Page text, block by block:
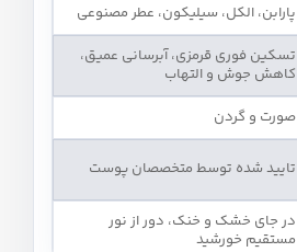
پارابن، الکل، سیلیکون، عطر مصنوعی
تسکین فوری قرمزی، آبرسانی عمیق،
کاهش جوش و التهاب
صورت و گردن
تایید شده توسط متخصصان پوست
در جای خشک و خنک، دور از نور
مستقیم خورشید